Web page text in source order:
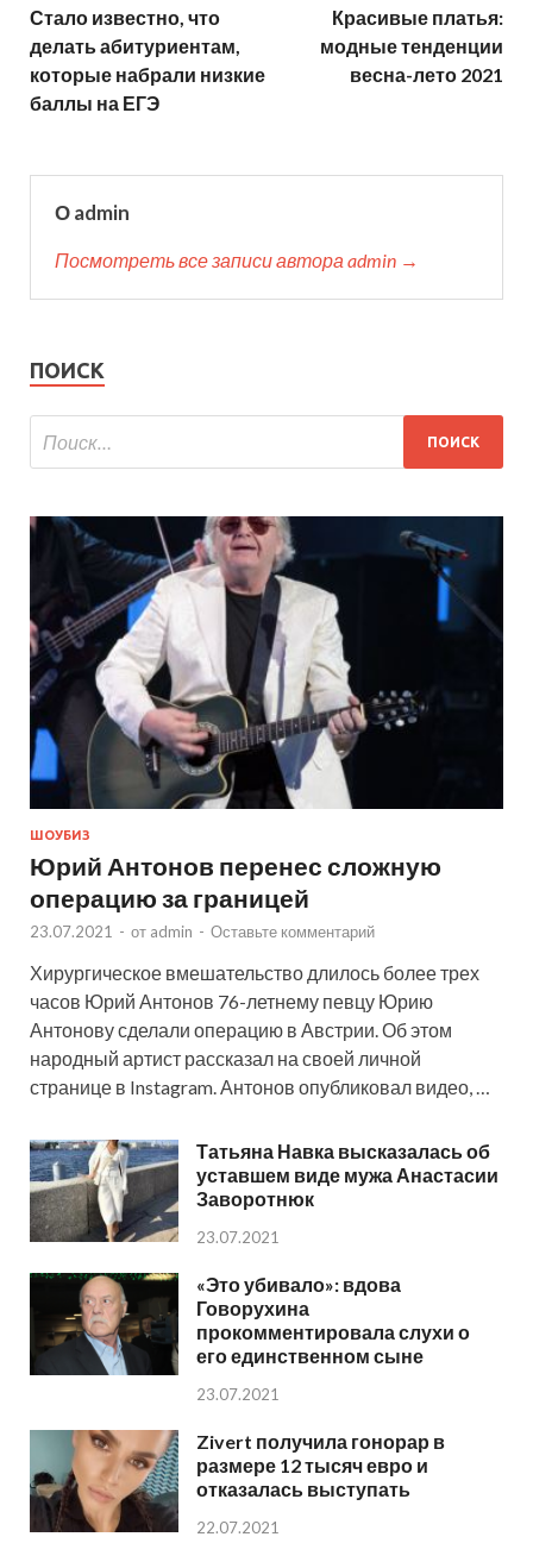
Стало известно, что
делать абитуриентам,
которые набрали низкие
баллы на ЕГЭ
Красивые платья:
модные тенденции
весна-лето 2021
О admin
Посмотреть все записи автора admin →
ПОИСК
ШОУБИЗ
Юрий Антонов перенес сложную
операцию за границей
23.07.2021 - от admin - Оставьте комментарий
Хирургическое вмешательство длилось более трех
часов Юрий Антонов 76-летнему певцу Юрию
Антонову сделали операцию в Австрии. Об этом
народный артист рассказал на своей личной
странице в Instagram. Антонов опубликовал видео, …
Татьяна Навка высказалась об
уставшем виде мужа Анастасии
Заворотнюк
23.07.2021
«Это убивало»: вдова
Говорухина
прокомментировала слухи о
его единственном сыне
23.07.2021
Zivert получила гонорар в
размере 12 тысяч евро и
отказалась выступать
22.07.2021